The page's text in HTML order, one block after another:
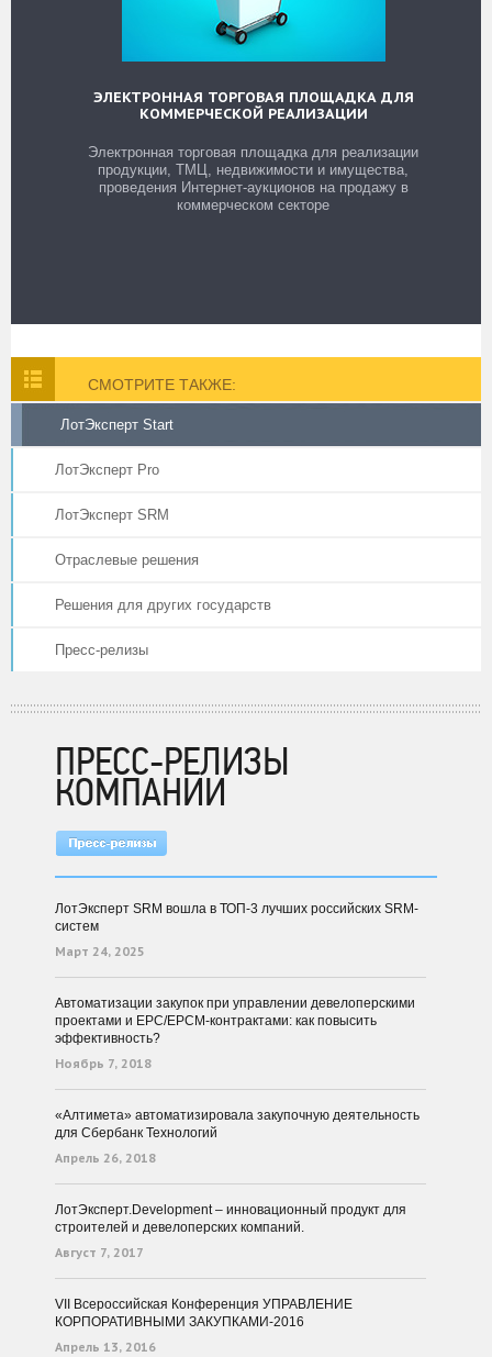
ЭЛЕКТРОННАЯ ТОРГОВАЯ ПЛОЩАДКА ДЛЯ
КОММЕРЧЕСКОЙ РЕАЛИЗАЦИИ
Электронная торговая площадка для реализации
продукции, ТМЦ, недвижимости и имущества,
проведения Интернет-аукционов на продажу в
коммерческом секторе
СМОТРИТЕ ТАКЖЕ:
ЛотЭксперт Start
ЛотЭксперт Pro
ЛотЭксперт SRM
Отраслевые решения
Решения для других государств
Пресс-релизы
ПРЕСС-РЕЛИЗЫ
КОМПАНИИ
ЛотЭксперт SRM вошла в ТОП-3 лучших российских SRM-
систем
Март 24, 2025
Автоматизации закупок при управлении девелоперскими
проектами и EPC/EPCM-контрактами: как повысить
эффективность?
Ноябрь 7, 2018
«Алтимета» автоматизировала закупочную деятельность
для Сбербанк Технологий
Апрель 26, 2018
ЛотЭксперт.Development – инновационный продукт для
строителей и девелоперских компаний.
Август 7, 2017
VII Всероссийская Конференция УПРАВЛЕНИЕ
КОРПОРАТИВНЫМИ ЗАКУПКАМИ-2016
Апрель 13, 2016